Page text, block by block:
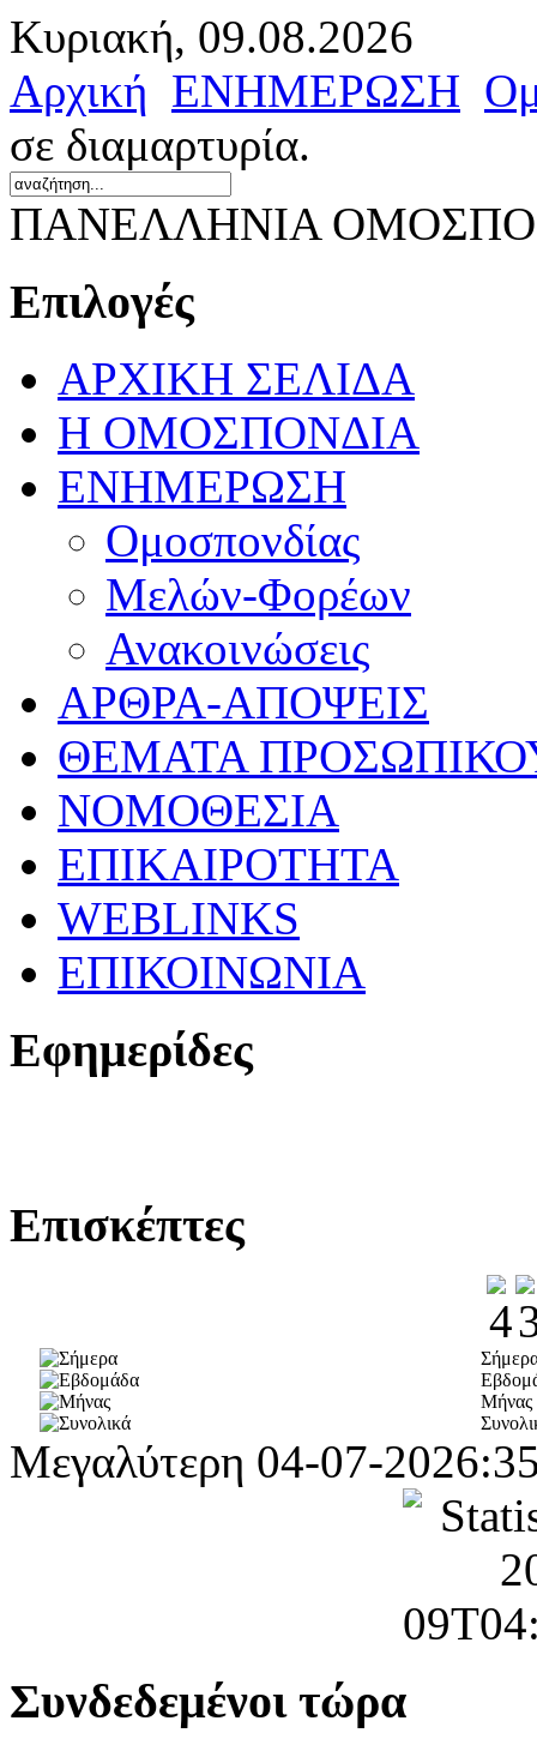
Κυριακή, 09.08.2026
Αρχική ΕΝΗΜΕΡΩΣΗ
σε διαμαρτυρία.
ΠΑΝΕΛΛΗΝΙΑ
Επιλογές
ΑΡΧΙΚΗ ΣΕΛΙΔΑ
Η ΟΜΟΣΠΟΝΔΙΑ
ΕΝΗΜΕΡΩΣΗ
Ομοσπονδίας
Μελών-Φορέων
Ανακοινώσεις
ΑΡΘΡΑ-ΑΠΟΨΕΙΣ
ΘΕΜΑΤΑ
ΝΟΜΟΘΕΣΙΑ
ΕΠΙΚΑΙΡΟΤΗΤΑ
WEBLINKS
ΕΠΙΚΟΙΝΩΝΙΑ
Εφημερίδες
Επισκέπτες
Μήνας
Μεγαλύτερη 04-07-
Συνδεδεμένοι τώρα